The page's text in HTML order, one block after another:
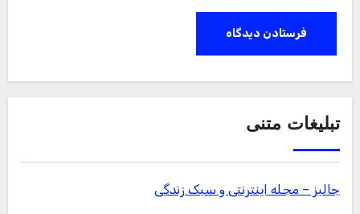
تبلیغات متنی
جالبز – مجله اینترنتی و سبک زندگی